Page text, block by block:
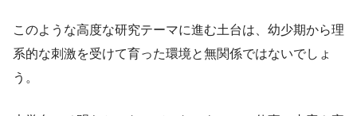
このような高度な研究テーマに進む土台は、幼少期から理
系的な刺激を受けて育った環境と無関係ではないでしょ
う。